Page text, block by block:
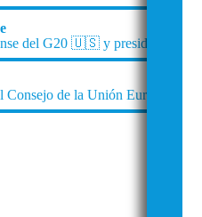
del G20 🇺🇸 y presidencia
Consejo de la Unión Europea